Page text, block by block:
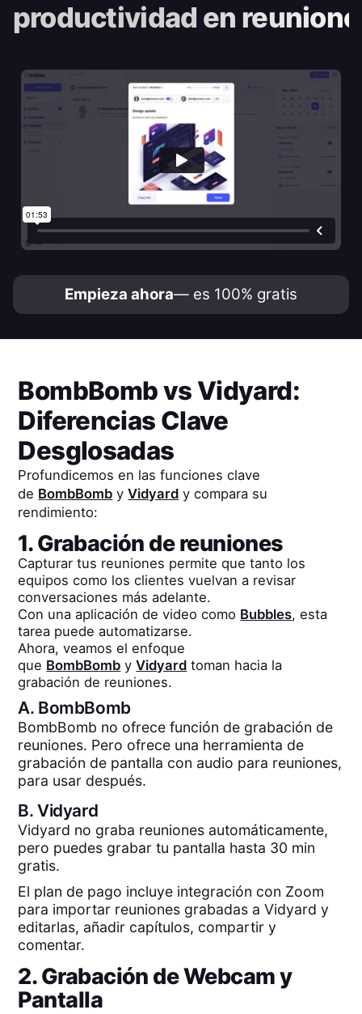
productividad en
Empieza ahora— es 100% gratis
BombBombvsVidyard:
Diferencias Clave
Desglosadas
Profundicemos en las funciones clave
de BombBomb yVidyard y compara su
rendimiento:
1. Grabación de reuniones
Capturar tus reuniones permite que tanto los
equipos como los clientes vuelvan a revisar
conversaciones más adelante.
Con una aplicación de video como Bubbles, esta
tarea puede automatizarse.
Ahora, veamos el enfoque
que BombBomb yVidyard toman hacia la
grabación de reuniones.
A. BombBomb
BombBomb no ofrece función de grabación de
reuniones. Pero ofrece una herramienta de
grabación de pantalla con audio para reuniones,
para usar después.
B.Vidyard
Vidyard no graba reuniones automáticamente,
pero puedes grabar tu pantalla hasta 30 min
gratis.
El plan de pago incluye integración con Zoom
para importar reuniones grabadas a Vidyard y
editarlas, añadir capítulos, compartir y
comentar.
2. Grabación de Webcam y
Pantalla